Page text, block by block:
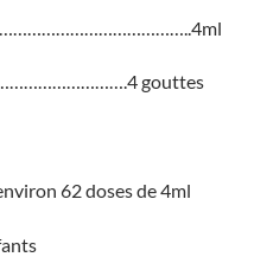
gouttes
62 doses de 4ml